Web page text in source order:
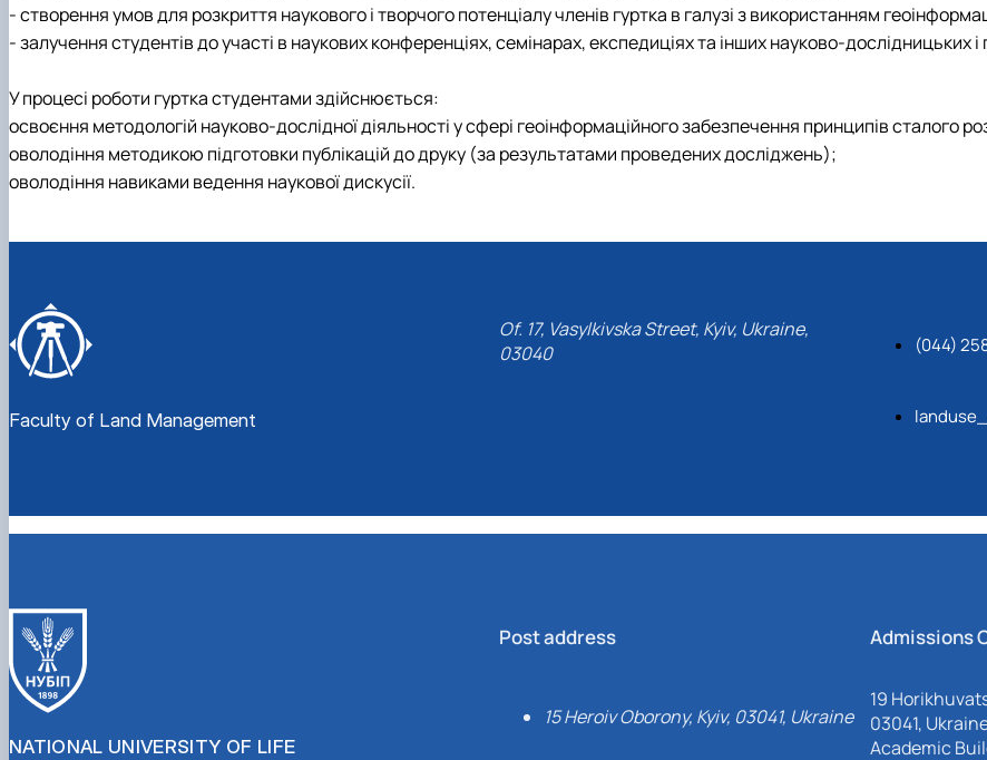
- створення умов для розкриття наукового і творчого потенціалу членів гуртка в галузі з використанням
- залучення студентів до участі в наукових конференціях, семінарах, експедиціях та інших науково-дослідницьких
У процесі роботи гуртка студентами здійснюється:
освоєння методологій науково-дослідної діяльності у сфері геоінформаційного забезпечення принципів сталого
оволодіння методикою підготовки публікацій до друку (за результатами проведених досліджень);
оволодіння навиками ведення наукової дискусії.
Faculty of Land Management
Of. 17, Vasylkivska Street, Kyiv, Ukraine,
03040
(044)
NATIONAL UNIVERSITY OF LIFE
Post address
15 Heroiv Oborony, Kyiv, 03041, Ukraine
Admissions
19
03041,
Academic